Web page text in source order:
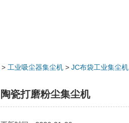
> 工业吸尘器集尘机 > JC布袋工业集尘机
陶瓷打磨粉尘集尘机